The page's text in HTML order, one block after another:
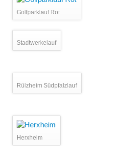
Golfparklauf Rot
Stadtwerkelauf
Rülzheim Südpfalzlauf
Herxheim